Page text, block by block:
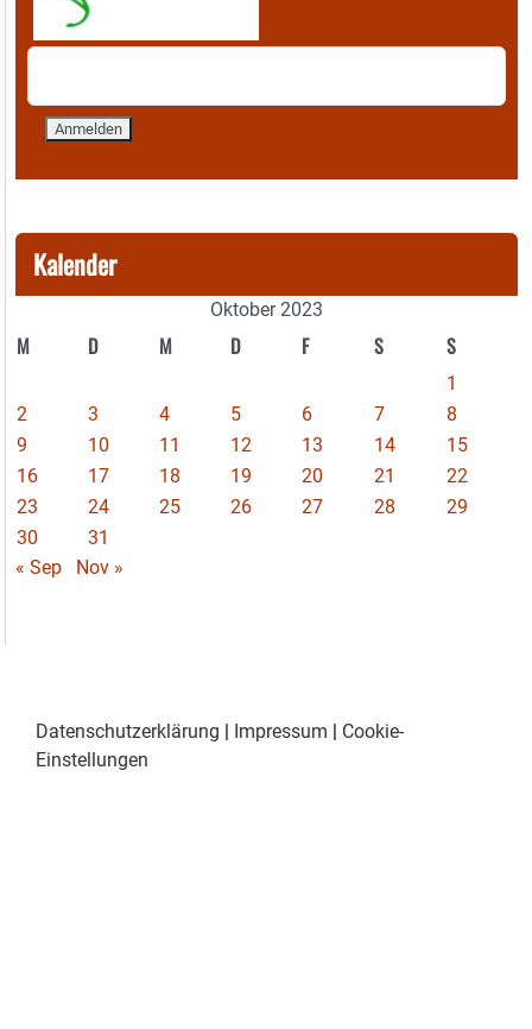
Kalender
Oktober 2023
M D M D F S S
1
2
3 4 5 6 7
8
9
10 11 12 13 14
15
16
17 18 19 20 21
22
23
24 25 26 27 28
29
30
31
« Sep
Nov »
Datenschutzerklärung Impressum
Cookie-
Einstellungen